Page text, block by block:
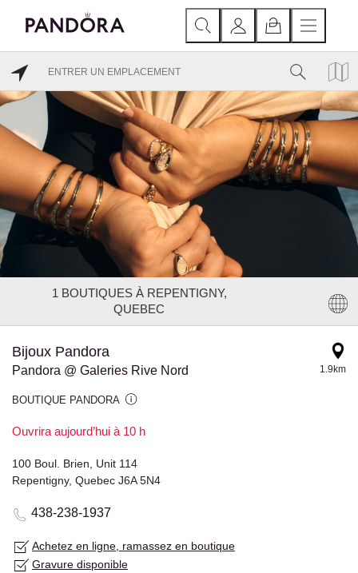
1 BOUTIQUES À REPENTIGNY,
QUEBEC
Bijoux Pandora
Pandora @ Galeries Rive Nord
BOUTIQUE PANDORA
Ouvrira aujourd’hui à 10 h
1.9km
100 Boul. Brien, Unit 114
Repentigny, Quebec J6A 5N4
438-238-1937
Achetez en ligne, ramassez en boutique
Gravure disponible